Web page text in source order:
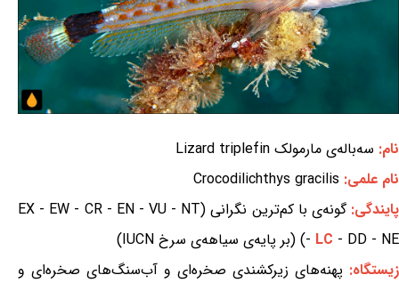
نام: سه‌باله‌ی مارمولک Lizard triplefin
نام علمی: Crocodilichthys gracilis
پایندگی:
گونه‌ی با کم‌ترین نگرانی (EX - EW - CR - EN - VU - NT
- LC - DD - NE) (بر پایه‌ی سیاهه‌ی سرخ IUCN)
زیستگاه: پهنه‌های زیرکشندی صخره‌ای و آب‌سنگ‌های صخره‌ای و